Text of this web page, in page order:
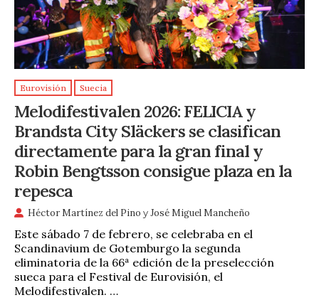
Eurovisión Suecia
Melodifestivalen 2026: FELICIA y
Brandsta City Släckers se clasifican
directamente para la gran final y
Robin Bengtsson consigue plaza en la
repesca
Héctor Martínez del Pino yJosé Miguel Mancheño
Este sábado 7 de febrero, se celebraba en el
Scandinavium de Gotemburgo la segunda
eliminatoria de la 66ª edición de la preselección
sueca para el Festival de Eurovisión, el
Melodifestivalen. …